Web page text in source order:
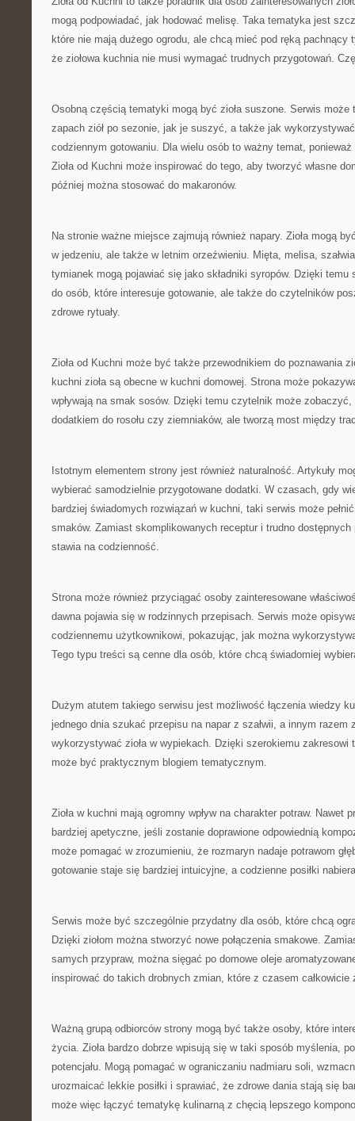
mogą podpowiadać, jak hodować melisę. Taka tematyka jest
które nie mają dużego ogrodu, ale chcą mieć pod ręką pachnący
że ziołowa kuchnia nie musi wymagać trudnych przygotowań.
Osobną częścią tematyki mogą być zioła suszone. Serwis może
zapach ziół po sezonie, jak je suszyć, a także jak
codziennym gotowaniu. Dla wielu osób to ważny temat, ponieważ
Zioła od Kuchni może inspirować do tego, aby tworzyć własne
później można stosować do makaronów.
Na stronie ważne miejsce zajmują również napary. Zioła mogą
w jedzeniu, ale także w letnim orzeźwieniu. Mięta, melisa,
tymianek mogą pojawiać się jako składniki syropów. Dzięki
do osób, które interesuje gotowanie, ale także do czytelników
zdrowe rytuały.
Zioła od Kuchni może być także przewodnikiem do poznawania
kuchni zioła są obecne w kuchni domowej. Strona może
wpływają na smak sosów. Dzięki temu czytelnik może zobaczyć,
dodatkiem do rosołu czy ziemniaków, ale tworzą most między
Istotnym elementem strony jest również naturalność. Artykuły
wybierać samodzielnie przygotowane dodatki. W czasach, gdy
bardziej świadomych rozwiązań w kuchni, taki serwis może
smaków. Zamiast skomplikowanych receptur i trudno dostępnych
stawia na codzienność.
Strona może również przyciągać osoby zainteresowane
dawna pojawia się w rodzinnych przepisach. Serwis może
codziennemu użytkownikowi, pokazując, jak można
Tego typu treści są cenne dla osób, które chcą świadomiej
Dużym atutem takiego serwisu jest możliwość łączenia wiedzy
jednego dnia szukać przepisu na napar z szałwii, a innym
wykorzystywać zioła w wypiekach. Dzięki szerokiemu zakresowi
może być praktycznym blogiem tematycznym.
Zioła w kuchni mają ogromny wpływ na charakter potraw. Nawet
bardziej apetyczne, jeśli zostanie doprawione odpowiednią
może pomagać w zrozumieniu, że rozmaryn nadaje potrawom
gotowanie staje się bardziej intuicyjne, a codzienne posiłki
Serwis może być szczególnie przydatny dla osób, które chcą
Dzięki ziołom można stworzyć nowe połączenia smakowe.
samych przypraw, można sięgać po domowe oleje
inspirować do takich drobnych zmian, które z czasem całkowicie
Ważną grupą odbiorców strony mogą być także osoby, które
życia. Zioła bardzo dobrze wpisują się w taki sposób myślenia,
potencjału. Mogą pomagać w ograniczaniu nadmiaru soli,
urozmaicać lekkie posiłki i sprawiać, że zdrowe dania stają się
może więc łączyć tematykę kulinarną z chęcią lepszego